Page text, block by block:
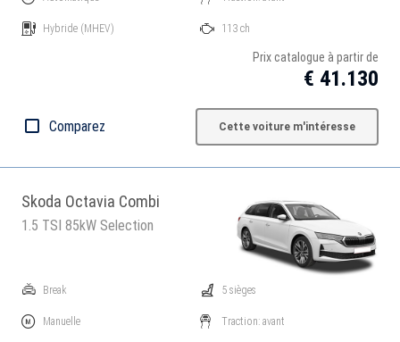
Hybride (MHEV) 113 ch
Prix catalogue à partir de
€ 41.130
Comparez Cette voiture m'intéresse
Skoda Octavia Combi
1.5 TSI 85kW Selection
Break
Manuelle
5 sièges
Traction: avant